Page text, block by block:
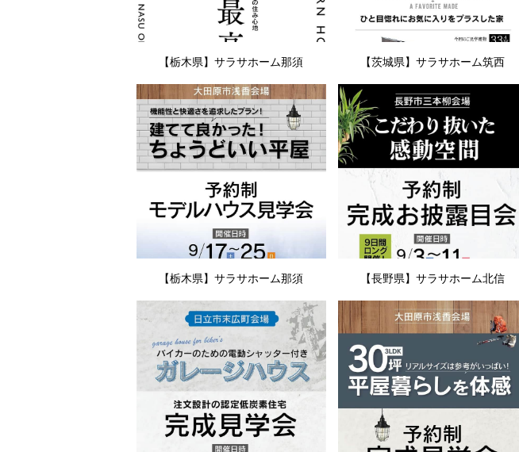
【栃木県】サラサホーム那須 【茨城県】サラサホーム筑西
【栃木県】サラサホーム那須 【長野県】サラサホーム北信